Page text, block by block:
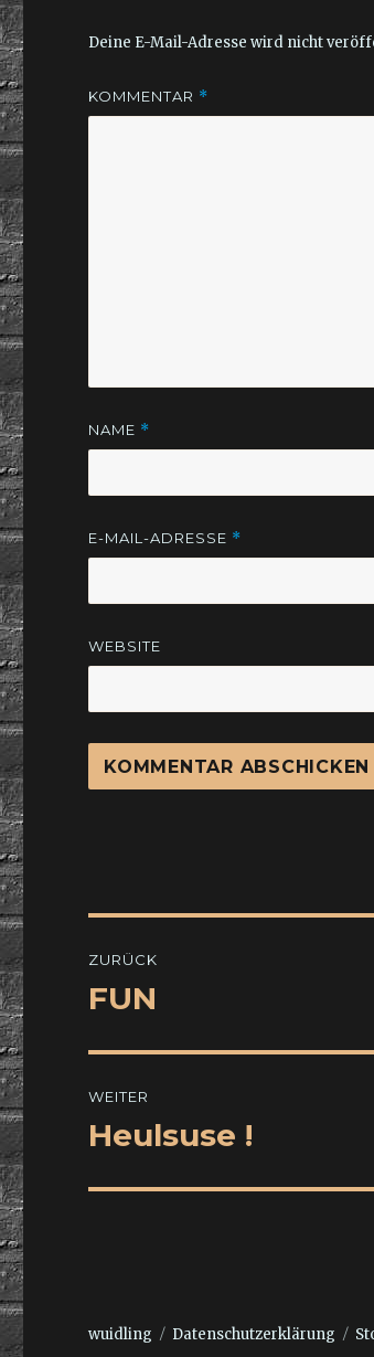
Deine E-Mail-Adresse wird nicht
KOMMENTAR *
NAME *
E-MAIL-ADRESSE *
WEBSITE
ZURÜCK
Vorheriger
FUN
WEITER
Nächster
Heulsuse !
wuidling Datenschutzerklärung